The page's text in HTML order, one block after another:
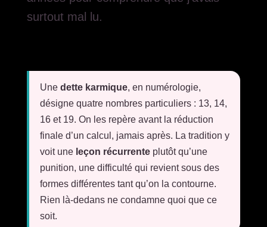
surtout mal lu.
Une dette karmique, en numérologie,
désigne quatre nombres particuliers : 13, 14,
16 et 19. On les repère avant la réduction
finale d’un calcul, jamais après. La tradition y
voit une leçon récurrenteplutôt qu’une
punition, une difficulté qui revient sous des
formes différentes tant qu’on la contourne.
Rien là-dedans ne condamne quoi que ce
soit.